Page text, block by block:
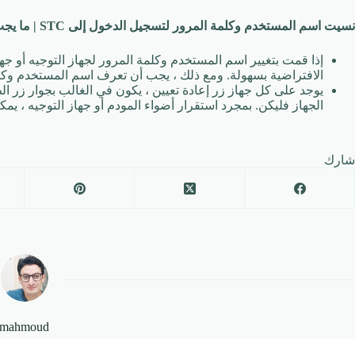
نسيت اسم المستخدم وكلمة المرور لتسجيل الدخول إلى STC | ما يجب القيام به؟
إذا قمت بتغيير اسم المستخدم وكلمة المرور لجهاز التوجيه
الافتراضية بسهولة. ومع ذلك ، يجب أن تعرف اسم المستخدم
يوجد على كل جهاز زر إعادة تعيين ، يكون في الغالب بجوار زر
الجهاز فليكن. بمجرد استقرار أضواء المودم أو جهاز التوجيه ،
شارك
mahmoud